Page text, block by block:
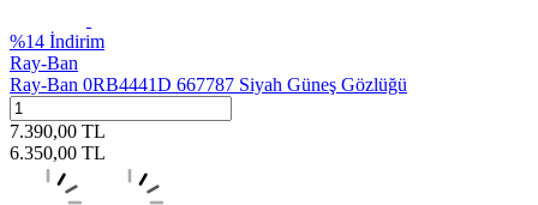
%14 İndirim
Ray-Ban
Ray-Ban 0RB4441D 667787 Siyah Güneş Gözlüğü
7.390,00 TL
6.350,00 TL